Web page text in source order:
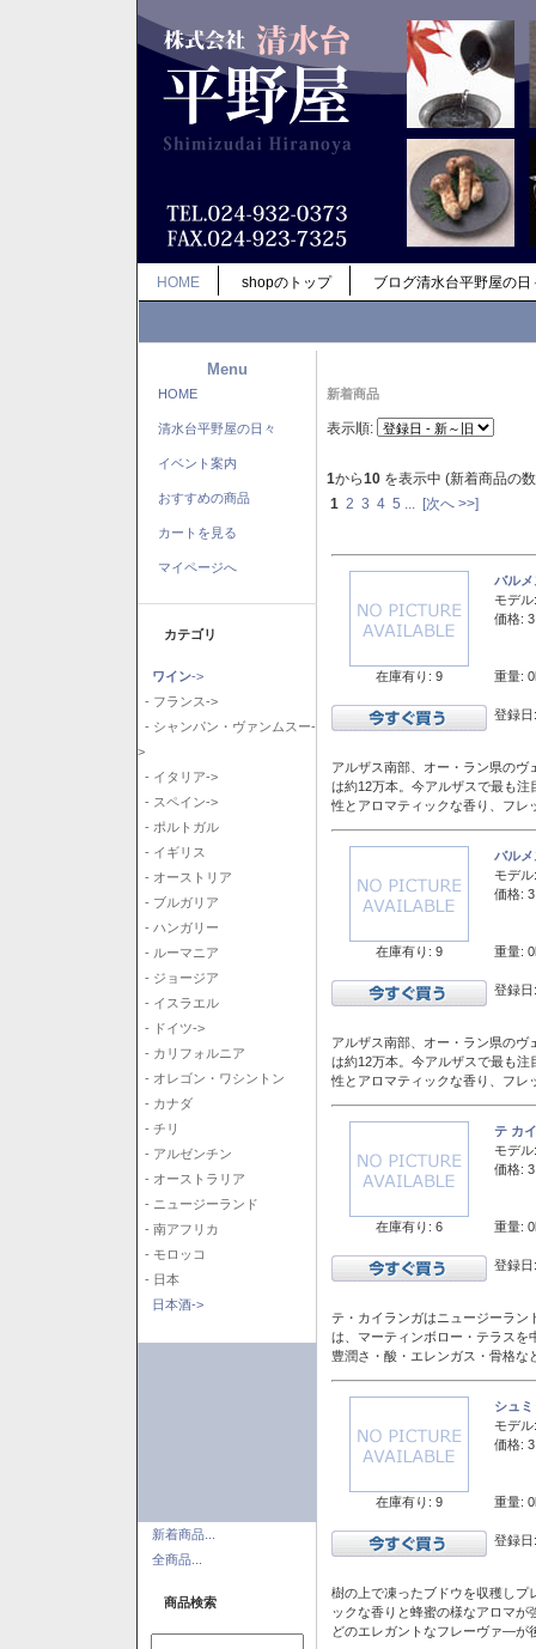
HOME shopのトップ ブログ清水台平野屋の日
Menu
HOME
清水台平野屋の日々
イベント案内
おすすめの商品
カートを見る
マイページへ
カテゴリ
ワイン->
- フランス->
- シャンパン・ヴァンムスー-
>
- イタリア->
- スペイン->
- ポルトガル
- イギリス
- オーストリア
- ブルガリア
- ハンガリー
- ルーマニア
- ジョージア
- イスラエル
- ドイツ->
- カリフォルニア
- オレゴン・ワシントン
- カナダ
- チリ
- アルゼンチン
- オーストラリア
- ニュージーランド
- 南アフリカ
- モロッコ
- 日本
日本酒->
新着商品...
全商品...
商品検索
新着商品
表示順:
1から10 を表示中 (新着商品の
1 2 3 4 5 [次へ >>]
在庫有り: 9
バル
モデル:
価格:
重量:
登録
アルザス南部、オー・ラン県の
は約12万本。今アルザスで最も
性とアロマティックな香り、フレ
在庫有り: 9
バル
モデル:
価格:
重量:
登録
アルザス南部、オー・ラン県の
は約12万本。今アルザスで最も
性とアロマティックな香り、フレ
在庫有り: 6
テ カ
モデル:
価格:
重量:
登録
テ・カイランガはニュージーラン
は、マーティンボロー・テラスを
豊潤さ・酸・エレンガス・骨格
在庫有り: 9
シュ
モデル:
価格:
重量:
登録
樹の上で凍ったブドウを収穫しプ
ックな香りと蜂蜜の様なアロマ
どのエレガントなフレーヴァ―が